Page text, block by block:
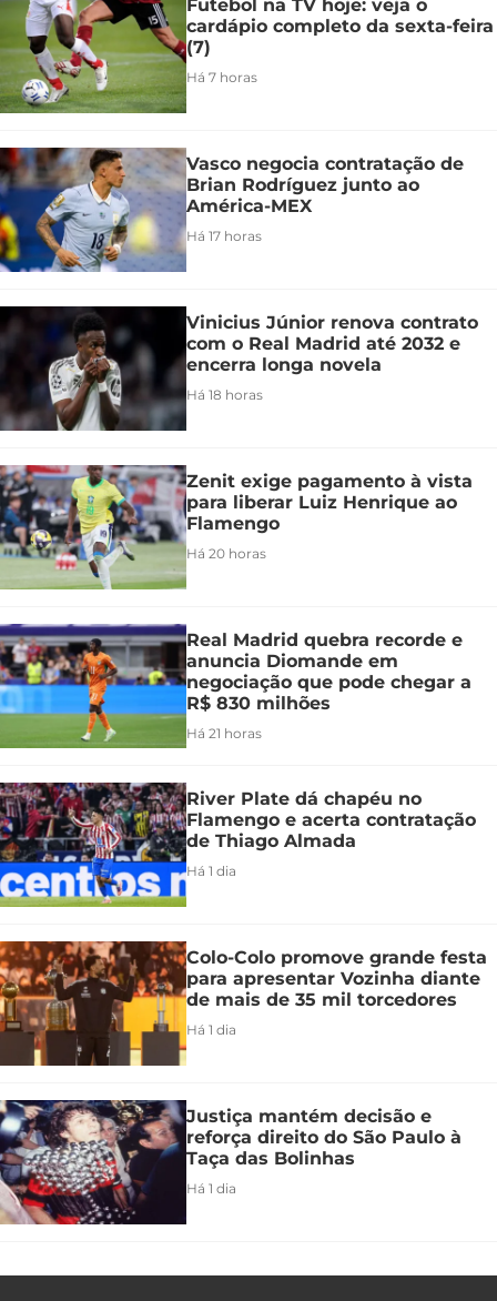
Futebol na TV hoje: veja o
cardápio completo da sexta-feira
(7)
Há 7 horas
Vasco negocia contratação de
Brian Rodríguez junto ao
América-MEX
Há 17 horas
Vinicius Júnior renova contrato
com o Real Madrid até 2032 e
encerra longa novela
Há 18 horas
Zenit exige pagamento à vista
para liberar Luiz Henrique ao
Flamengo
Há 20 horas
Real Madrid quebra recorde e
anuncia Diomande em
negociação que pode chegar a
R$ 830 milhões
Há 21 horas
River Plate dá chapéu no
Flamengo e acerta contratação
de Thiago Almada
Há 1 dia
Colo-Colo promove grande festa
para apresentar Vozinha diante
de mais de 35 mil torcedores
Há 1 dia
Justiça mantém decisão e
reforça direito do São Paulo à
Taça das Bolinhas
Há 1 dia